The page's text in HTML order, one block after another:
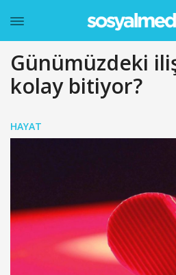
Günümüzdeki
kolay bitiyor?
HAYAT